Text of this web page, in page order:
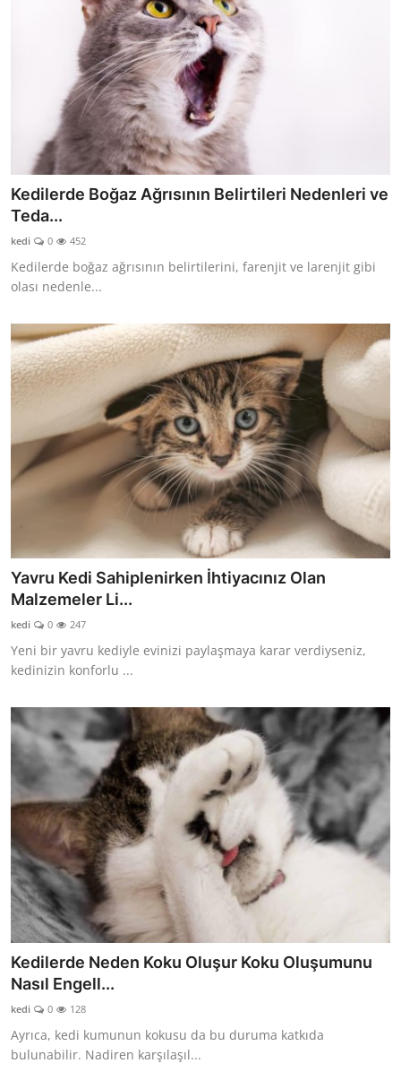
Kedilerde Boğaz Ağrısının Belirtileri Nedenleri ve
Teda...
kedi 0 452
Kedilerde boğaz ağrısının belirtilerini, farenjit ve larenjit gibi
olası nedenle...
Yavru Kedi Sahiplenirken İhtiyacınız Olan
Malzemeler Li...
kedi 0 247
Yeni bir yavru kediyle evinizi paylaşmaya karar verdiyseniz,
kedinizin konforlu ...
Kedilerde Neden Koku Oluşur Koku Oluşumunu
Nasıl Engell...
kedi 0 128
Ayrıca, kedi kumunun kokusu da bu duruma katkıda
bulunabilir. Nadiren karşılaşıl...